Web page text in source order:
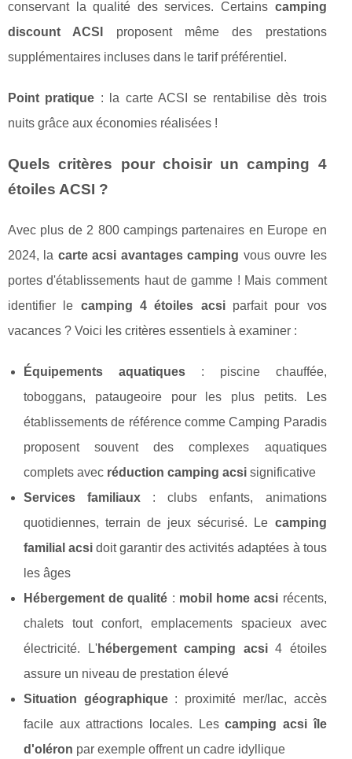
conservant la qualité des services. Certains camping
discount ACSI
proposent même des prestations
supplémentaires incluses dans le tarif préférentiel.
Point pratique : la carte ACSI se rentabilise dès trois
nuits grâce aux économies réalisées !
Quels critères pour choisir un camping 4
étoiles ACSI ?
Avec plus de 2 800 campings partenaires en Europe en
2024, la carte acsi avantages camping vous ouvre les
portes d'établissements haut de gamme ! Mais comment
identifier le camping 4 étoiles acsiparfait pour vos
vacances ? Voici les critères essentiels à examiner :
Équipements aquatiques: piscine chauffée,
toboggans, pataugeoire pour les plus petits. Les
établissements de référence comme Camping Paradis
proposent souvent des complexes aquatiques
complets avec réduction camping acsi significative
Services familiaux : clubs enfants, animations
quotidiennes, terrain de jeux sécurisé. Le camping
familial acsi doit garantir des activités adaptées à tous
les âges
Hébergement de qualité : mobil home acsi récents,
chalets tout confort, emplacements spacieux avec
électricité. L'hébergement camping acsi4 étoiles
assure un niveau de prestation élevé
Situation géographique: proximité mer/lac, accès
facile aux attractions locales. Lescamping acsi île
d'oléron par exemple offrent un cadre idyllique